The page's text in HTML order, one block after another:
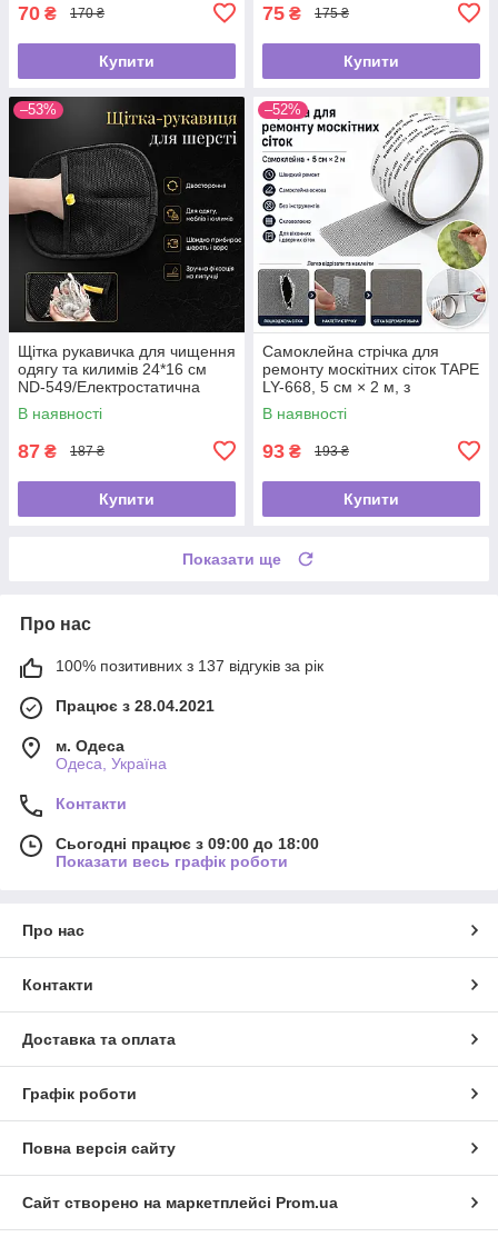
70 ₴ 170 ₴
Купити
75 ₴ 175 ₴
Купити
–53%
Щітка рукавичка для чищення
одягу та килимів 24*16 см
ND-549/Електростатична
рукавичка від шерсті
В наявності
87 ₴ 187 ₴
Купити
–52%
Самоклейна стрічка для
ремонту москітних сіток TAPE
LY-668, 5 см × 2 м, з
фібергласу
В наявності
93 ₴ 193 ₴
Купити
Показати ще
Про нас
100% позитивних з 137 відгуків за рік
Працює з 28.04.2021
м. Одеса
Одеса, Україна
Контакти
Сьогодні працює з 09:00 до 18:00
Показати весь графік роботи
Про нас
Контакти
Доставка та оплата
Графік роботи
Повна версія сайту
Сайт створено на маркетплейсі Prom.ua